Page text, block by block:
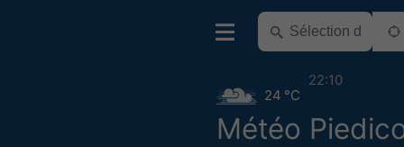
Météo
24 °C
22:10